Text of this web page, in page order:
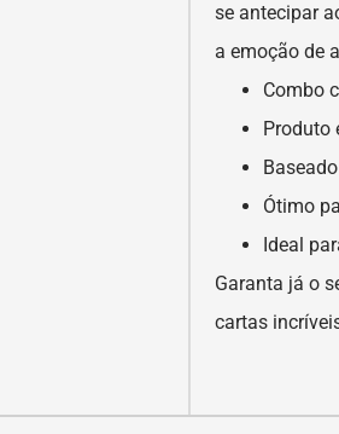
se antecipar
a emoção de
Combo
Produto
Ótimo
Ideal
Garanta já o
cartas